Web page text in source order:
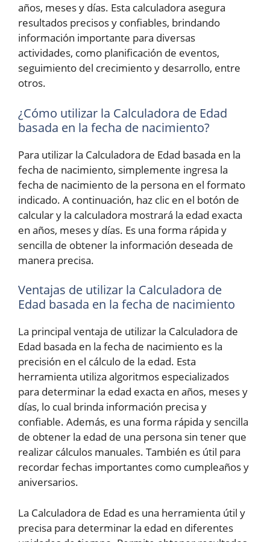
años, meses y días. Esta calculadora asegura
resultados precisos y confiables, brindando
información importante para diversas
actividades, como planificación de eventos,
seguimiento del crecimiento y desarrollo, entre
otros.
¿Cómo utilizar la Calculadora de Edad
basada en la fecha de nacimiento?
Para utilizar la Calculadora de Edad basada en la
fecha de nacimiento, simplemente ingresa la
fecha de nacimiento de la persona en el formato
indicado. A continuación, haz clic en el botón de
calcular y la calculadora mostrará la edad exacta
en años, meses y días. Es una forma rápida y
sencilla de obtener la información deseada de
manera precisa.
Ventajas de utilizar la Calculadora de
Edad basada en la fecha de nacimiento
La principal ventaja de utilizar la Calculadora de
Edad basada en la fecha de nacimiento es la
precisión en el cálculo de la edad. Esta
herramienta utiliza algoritmos especializados
para determinar la edad exacta en años, meses y
días, lo cual brinda información precisa y
confiable. Además, es una forma rápida y sencilla
de obtener la edad de una persona sin tener que
realizar cálculos manuales. También es útil para
recordar fechas importantes como cumpleaños y
aniversarios.
La Calculadora de Edad es una herramienta útil y
precisa para determinar la edad en diferentes